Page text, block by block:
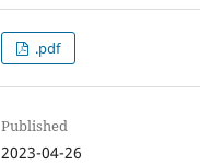
.pdf
Published
2023-04-26